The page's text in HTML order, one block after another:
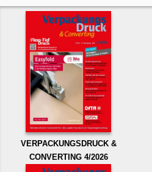
VERPACKUNGSDRUCK &
CONVERTING 4/2026